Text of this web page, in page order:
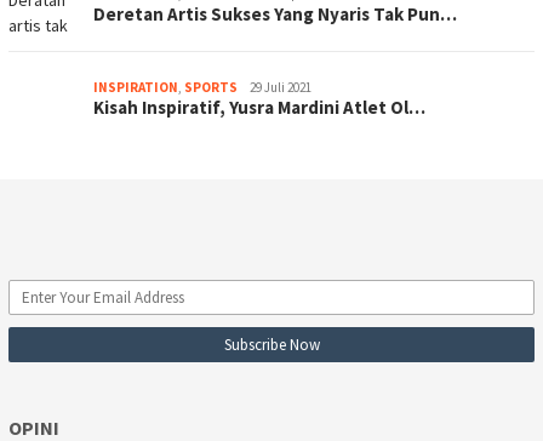
Deretan Artis Sukses Yang Nyaris Tak Pun…
INSPIRATION, SPORTS 29 Juli 2021
Kisah Inspiratif, Yusra Mardini Atlet Ol…
OPINI